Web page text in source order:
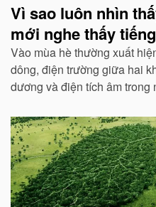
Vì sao luôn nhìn
mới nghe thấy
Vào mùa hè thường xuất
dông, điện trường giữa hai
dương và điện tích âm trong
mức độ nhất định, hai loại
triển sẽ phát ra tia lửa...